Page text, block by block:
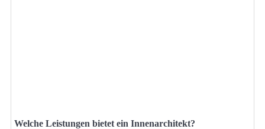
Welche Leistungen bietet ein Innenarchitekt?